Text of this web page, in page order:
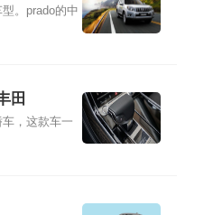
。prado的中
田
，这款车一